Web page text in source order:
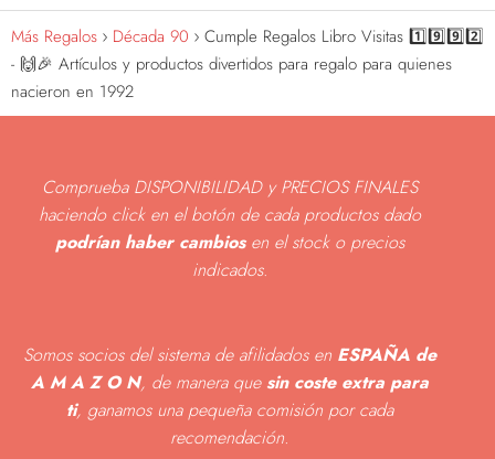
Más Regalos Década 90
Cumple Regalos Libro Visitas 1️⃣9️⃣9️⃣2️⃣
- 🙌🎉 Artículos y productos divertidos para regalo para quienes
nacieron en 1992
Comprueba DISPONIBILIDAD y PRECIOS FINALES
haciendo click en el botón de cada productos dado
podrían haber cambiosen el stock o precios
indicados.
Somos socios del sistema de afilidados en ESPAÑA de
A M A Z O N, de manera que sin coste extra para
ti, ganamos una pequeña comisión por cada
recomendación.